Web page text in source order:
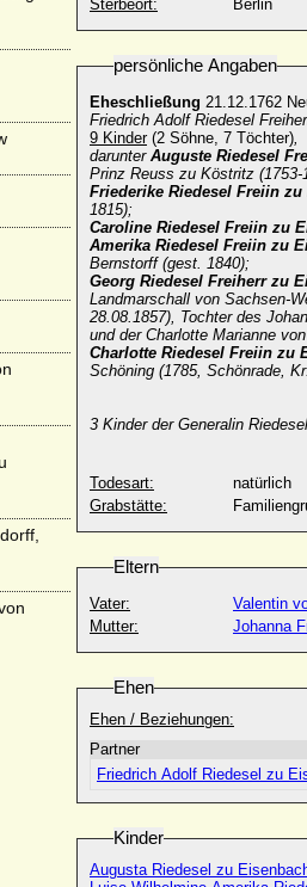
Sterbeort:
Berlin
persönliche Angaben
Eheschließung 21.12.1762
Friedrich Adolf Riedesel
9 Kinder (2 Söhne, 7 Töchter),
darunter Auguste Riedesel
Prinz Reuss zu Köstritz (1753-
Friederike Riedesel Freiin zu
1815);
Caroline Riedesel Freiin zu
Amerika Riedesel Freiin zu
Bernstorff (gest. 1840);
Georg Riedesel Freiherr zu
Landmarschall von Sachsen-
28.08.1857), Tochter des
und der Charlotte Marianne
Charlotte Riedesel Freiin zu
Schöning (1785, Schönrade,
3 Kinder der Generalin
Todesart:
natürlich
Grabstätte:
Eltern
Vater:
Valentin
Mutter:
Johanna
Ehen
Ehen / Beziehungen:
Partner
Friedrich Adolf Riedesel zu
Kinder
Augusta Riedesel zu